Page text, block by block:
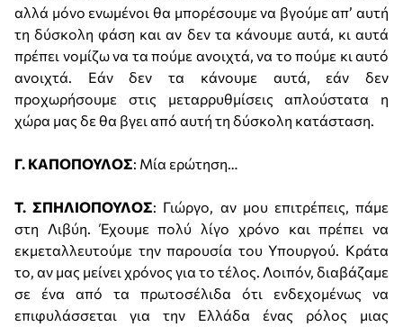
αλλά μόνο ενωμένοι θα μπορέσουμε να βγούμε απ’ αυτή
τη δύσκολη φάση και αν δεν τα κάνουμε αυτά, κι αυτά
πρέπει νομίζω να τα πούμε ανοιχτά, να το πούμε κι αυτό
ανοιχτά. Εάν δεν τα κάνουμε αυτά, εάν δεν
προχωρήσουμε στις μεταρρυθμίσεις απλούστατα η
χώρα μας δε θα βγει από αυτή τη δύσκολη κατάσταση.
Γ. ΚΑΠΟΠΟΥΛΟΣ: Μία ερώτηση…
Τ. ΣΠΗΛΙΟΠΟΥΛΟΣ: Γιώργο, αν μου επιτρέπεις, πάμε
στη Λιβύη. Έχουμε πολύ λίγο χρόνο και πρέπει να
εκμεταλλευτούμε την παρουσία του Υπουργού. Κράτα
το, αν μας μείνει χρόνος για το τέλος. Λοιπόν, διαβάζαμε
σε ένα από τα πρωτοσέλιδα ότι ενδεχομένως να
επιφυλάσσεται για την Ελλάδα ένας ρόλος μιας